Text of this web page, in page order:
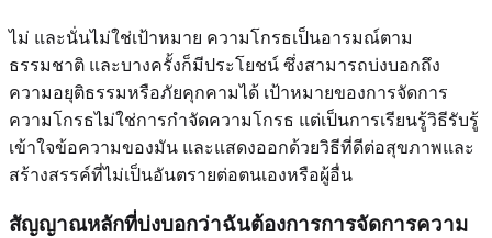
ไม่ และนั่นไม่ใช่เป้าหมาย ความโกรธเป็นอารมณ์ตาม
ธรรมชาติ และบางครั้งก็มีประโยชน์ ซึ่งสามารถบ่งบอกถึง
ความอยุติธรรมหรือภัยคุกคามได้ เป้าหมายของการจัดการ
ความโกรธไม่ใช่การกำจัดความโกรธ แต่เป็นการเรียนรู้วิธีรับรู้
เข้าใจข้อความของมัน และแสดงออกด้วยวิธีที่ดีต่อสุขภาพและ
สร้างสรรค์ที่ไม่เป็นอันตรายต่อตนเองหรือผู้อื่น
สัญญาณหลักที่บ่งบอกว่าฉันต้องการการจัดการความ